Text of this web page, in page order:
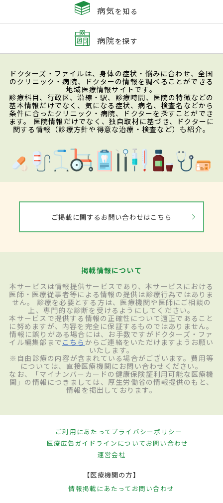
病気を知る
病院を探す
ドクターズ・ファイルは、身体の症状・悩みに合わせ、全国
のクリニック・病院、ドクターの情報を調べることができる
地域医療情報サイトです。
診療科目、行政区、沿線・駅、診療時間、医院の特徴などの
基本情報だけでなく、気になる症状、病名、検査名などから
条件に合ったクリニック・病院、ドクターを探すことができ
ます。 医院情報だけでなく、独自取材に基づき、ドクターに
関する情報（診療方針や得意な治療・検査など）も紹介。
ご掲載に関するお問い合わせはこちら
掲載情報について
本サービスは情報提供サービスであり、本サービスにおける
医師・医療従事者等による情報の提供は診療行為ではありま
せん。 診療を必要とする方は、医療機関や医師にご相談の
上、専門的な診断を受けるようにしてください。
本サービスで提供する情報の正確性について適正であること
に努めますが、内容を完全に保証するものではありません。
情報に誤りがある場合には、お手数ですがドクターズ・ファ
イル編集部まで こちら からご連絡をいただけますようお願い
いたします。
※自由診療の内容が含まれている場合がございます。費用等
については、直接医療機関にお問い合わせください。
なお、「マイナンバーカードの健康保険証利用可能な医療機
関」の情報につきましては、厚生労働省の情報提供のもと、
情報を掲出しております。
ご利用にあたってプライバシーポリシー
医療広告ガイドラインについてお問い合わせ
運営会社
【医療機関の方】
情報掲載にあたって お問い合わせ